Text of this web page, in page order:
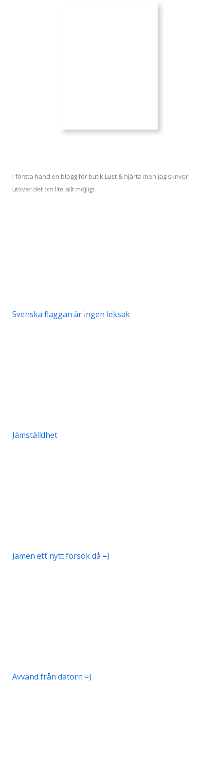
I första hand en blogg för butik Lust & hjärta men jag skriver
utöver det om lite allt möjligt.
Svenska flaggan är ingen leksak
Jämställdhet
Jamen ett nytt försök då =)
Avvand från datorn =)